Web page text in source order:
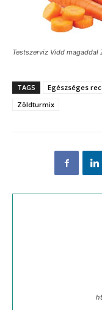
Testszerviz Vidd magaddal
TAGS Egészséges
Zöldturmix